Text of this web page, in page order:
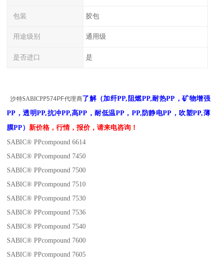
包装 胶包
用途级别 通用级
是否进口 是
沙特SABICPP574PF代理商了解（加纤PP,阻燃PP,耐热PP，矿物增强
PP，透明PP,抗冲PP,高PP，耐低温PP，PP,防静电PP，吹塑PP,薄
膜PP） 新价格，行情，报价，请来电咨询！
SABIC® PPcompound 6614
SABIC® PPcompound 7450
SABIC® PPcompound 7500
SABIC® PPcompound 7510
SABIC® PPcompound 7530
SABIC® PPcompound 7536
SABIC® PPcompound 7540
SABIC® PPcompound 7600
SABIC® PPcompound 7605